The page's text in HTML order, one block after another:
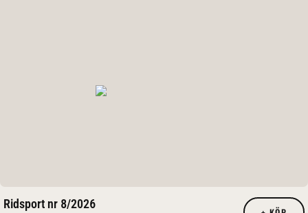
Ridsport nr 8/2026